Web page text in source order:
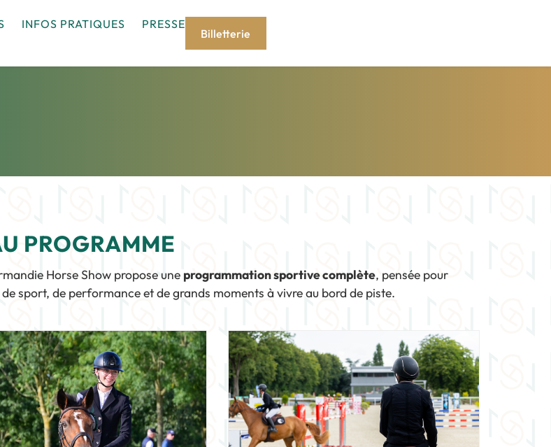
INFOS PRATIQUES PRESSE
Billetterie
PROGRAMME
Horse Show propose une programmation sportive complète, pensée pour
sport, de performance et de grands moments à vivre au bord de piste.